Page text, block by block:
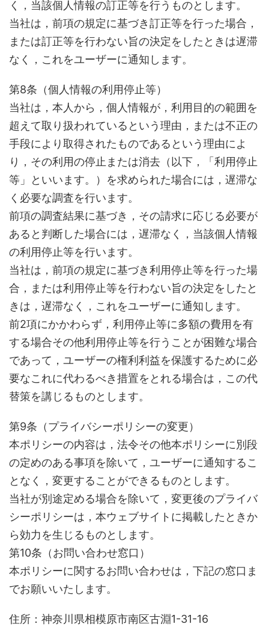
く，当該個人情報の訂正等を行うものとします。
当社は，前項の規定に基づき訂正等を行った場合，
または訂正等を行わない旨の決定をしたときは遅滞
なく，これをユーザーに通知します。
第8条（個人情報の利用停止等）
当社は，本人から，個人情報が，利用目的の範囲を
超えて取り扱われているという理由，または不正の
手段により取得されたものであるという理由によ
り，その利用の停止または消去（以下，「利用停止
等」といいます。）を求められた場合には，遅滞な
く必要な調査を行います。
前項の調査結果に基づき，その請求に応じる必要が
あると判断した場合には，遅滞なく，当該個人情報
の利用停止等を行います。
当社は，前項の規定に基づき利用停止等を行った場
合，または利用停止等を行わない旨の決定をしたと
きは，遅滞なく，これをユーザーに通知します。
前2項にかかわらず，利用停止等に多額の費用を有
する場合その他利用停止等を行うことが困難な場合
であって，ユーザーの権利利益を保護するために必
要なこれに代わるべき措置をとれる場合は，この代
替策を講じるものとします。
第9条（プライバシーポリシーの変更）
本ポリシーの内容は，法令その他本ポリシーに別段
の定めのある事項を除いて，ユーザーに通知するこ
となく，変更することができるものとします。
当社が別途定める場合を除いて，変更後のプライバ
シーポリシーは，本ウェブサイトに掲載したときか
ら効力を生じるものとします。
第10条（お問い合わせ窓口）
本ポリシーに関するお問い合わせは，下記の窓口ま
でお願いいたします。
住所：神奈川県相模原市南区古淵1-31-16